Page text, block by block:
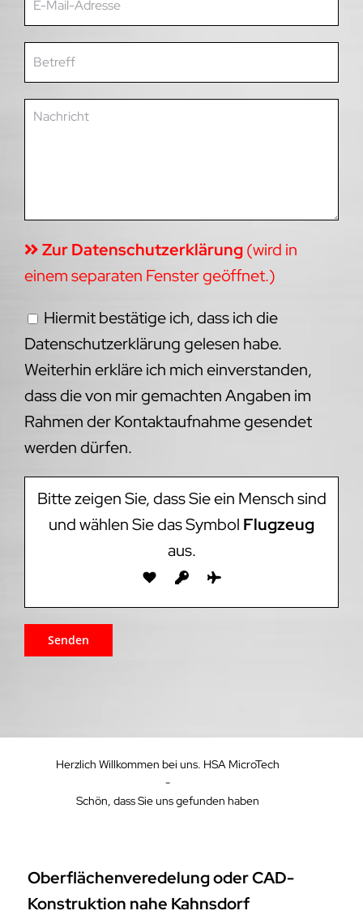
Zur Datenschutzerklärung(wird in
einem separaten Fenster geöffnet.)
Hiermit bestätige ich, dass ich die
Datenschutzerklärung gelesen habe.
Weiterhin erkläre ich mich einverstanden,
dass die von mir gemachten Angaben im
Rahmen der Kontaktaufnahme gesendet
werden dürfen.
Bitte zeigen Sie, dass Sie ein Mensch sind
und wählen Sie das Symbol Flugzeug
aus.
Herzlich Willkommen bei uns. HSA MicroTech
-
Schön, dass Sie uns gefunden haben
Oberflächenveredelung oder CAD-
Konstruktion nahe Kahnsdorf